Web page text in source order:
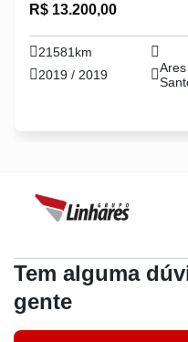
R$ 13.200,00
21581km
2019 / 2019
Tem alguma
gente